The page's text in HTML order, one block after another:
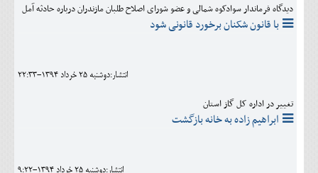
دیدگاه فرماندار سوادکوه شمالی و عضو شورای اصلاح طلبان مازندران درباره حادثه آمل
با قانون شکنان برخورد قانونی شود
انتشار:دوشنبه 25 خرداد 1394-22:33
تغییر در اداره کل گاز استان
ابراهیم زاده به خانه بازگشت
انتشار:دوشنبه 25 خرداد 1394-9:22